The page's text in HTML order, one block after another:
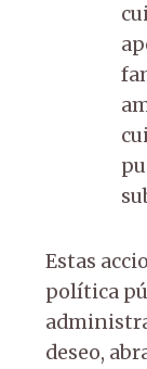
Estas
política
deseo,